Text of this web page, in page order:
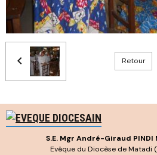
Retour
S.E. Mgr André-Giraud PINDI
Evêque du Diocèse de Matadi